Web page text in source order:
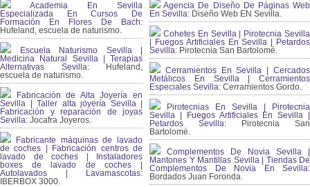
Academia En Sevilla
Especializada En Cursos De
Formación En Flores De Bach:
Hufeland, escuela de naturismo.
Escuela Naturismo Sevilla |
Medicina Natural Sevilla | Terapias
Alternativas Sevilla: Hufeland,
escuela de naturismo.
Fabricación de Alta Joyería en
Sevilla | Taller alta joyería Sevilla |
Fabricación y reparación de joyas
Sevilla: Jocafra Joyeros.
Fabricante máquinas de lavado
de coches | Fabricación centros de
lavado de coches | Instaladores
boxes de lavado de coches |
Autolavados | Lavamascotas:
IBERBOX 3000.
Agencia De Diseño De Páginas Web
En Sevilla: Diseño Web EN Sevilla.
Cohetes En Sevilla | Pirotecnia Sevilla
| Fuegos Artificiales En Sevilla | Petardos
Sevilla: Pirotecnia San Bartolomé.
Cerramientos En Sevilla | Cercados
Metálicos En Sevilla | Cerramientos
Especiales Sevilla: Cerramientos Gordo.
Pirotecnias En Sevilla | Pirotecnia
Sevilla | Fuegos Artificiales En Sevilla |
Petardos Sevilla: Pirotecnia San
Bartolomé.
Complementos De Novia Sevilla |
Mantones Y Mantillas Sevilla | Tiendas De
Complementos De Novia En Sevilla:
Bordados Juan Foronda.